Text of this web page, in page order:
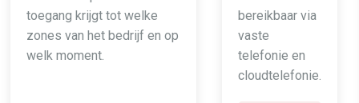
toegang krijgt tot welke
zones van het bedrijf en op
welk moment.
bereikbaar via
vaste
telefonie en
cloudtelefonie.